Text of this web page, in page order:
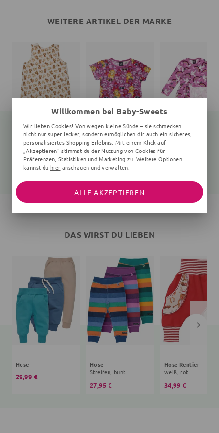
WEITERE ARTIKEL DER MARKE
Schlafsack Bär Teddy
creme
33,95 €
T-Shirt
Affen
26,95 €
Vögel, rosa
DAS WIRST DU LIEBEN
Hose
29,99 €
Hose
Streifen, bunt
27,95 €
Hose Rentier
weiß, rot
34,99 €
Willkommen bei Baby-Sweets
Wir lieben Cookies! Von wegen kleine Sünde – sie schmecken
nicht nur super lecker, sondern ermöglichen dir auch ein sicheres,
personalisiertes Shopping-Erlebnis. Mit einem Klick auf
„Akzeptieren“ stimmst du der Nutzung von Cookies für
Präferenzen, Statistiken und Marketing zu. Weitere Optionen
kannst du hier anschauen und verwalten.
ALLE AKZEPTIEREN